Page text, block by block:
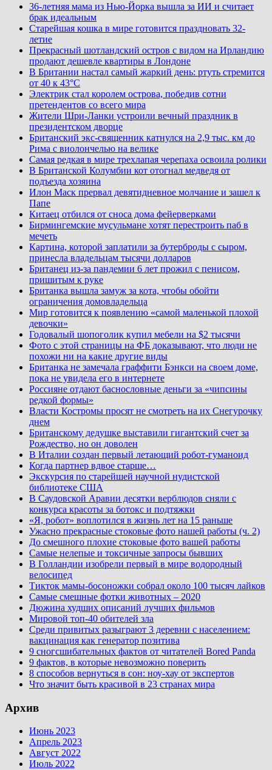
36-летняя мама из Нью-Йорка вышла за ИИ и считает
брак идеальным
Старейшая кошка в мире готовится праздновать 32-
летие
Прекрасный шотландский остров с видом на Ирландию
продают дешевле квартиры в Лондоне
В Британии настал самый жаркий день: ртуть стремится
от 40 к 43°C
Электрик стал королем острова, победив сотни
претендентов со всего мира
Жители Шри-Ланки устроили вечный праздник в
президентском дворце
Британский экс-священник катнулся на 2,9 тыс. км до
Рима с виолончелью на велике
Самая редкая в мире трехлапая черепаха освоила ролики
В Британской Колумбии кот отогнал медведя от
подъезда хозяина
Илон Маск прервал девятидневное молчание и зашел к
Папе
Китаец отбился от сноса дома фейерверками
Бирмингемские мусульмане хотят перестроить паб в
мечеть
Картина, которой заплатили за бутерброды с сыром,
принесла владельцам тысячи долларов
Британец из-за пандемии 6 лет прожил с пенисом,
пришитым к руке
Британка вышла замуж за кота, чтобы обойти
ограничения домовладельца
Мир готовится к появлению «самой маленькой плохой
девочки»
Годовалый шопоголик купил мебели на $2 тысячи
Фото с этой страницы на ФБ доказывают, что люди не
похожи ни на какие другие виды
Британка не замечала граффити Бэнкси на своем доме,
пока не увидела его в интернете
Россияне отдают баснословные деньги за «чипсины
редкой формы»
Власти Костромы просят не смотреть на их Снегурочку
днем
Британскому дедушке выставили гигантский счет за
Рождество, но он доволен
В Италии создан первый летающий робот-гуманоид
Когда партнер вдвое старше…
Экскурсия по старейшей научной нудистской
библиотеке США
В Саудовской Аравии десятки верблюдов сняли с
конкурса красоты за ботокс и подтяжки
«Я, робот» воплотился в жизнь лет на 15 раньше
Ужасно прекрасные стоковые фото нашей работы (ч. 2)
До смешного плохие стоковые фото вашей работы
Самые нелепые и токсичные запросы бывших
В Голландии изобрели первый в мире водородный
велосипед
Тикток мамы-босоножки собрал около 100 тысяч лайков
Самые смешные фотки животных – 2020
Дюжина худших описаний лучших фильмов
Мировой топ-40 обителей зла
Среди привитых разыграют 3 деревни с населением:
вакцинация как генератор позитива
9 сногсшибательных фактов от читателей Bored Panda
9 фактов, в которые невозможно поверить
8 способов вернуться в сон: ноу-хау от экспертов
Что значит быть красивой в 23 странах мира
Архив
Июнь 2023
Апрель 2023
Август 2022
Июль 2022